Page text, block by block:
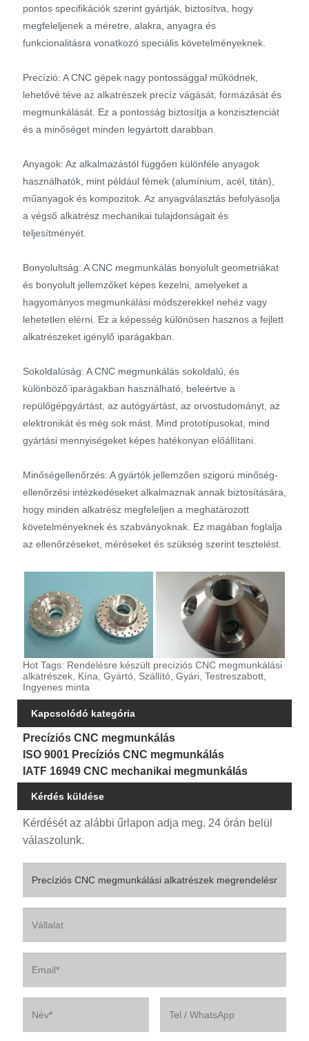
pontos specifikációk szerint gyártják, biztosítva, hogy
megfeleljenek a méretre, alakra, anyagra és
funkcionalitásra vonatkozó speciális követelményeknek.
Precízió: A CNC gépek nagy pontossággal működnek,
lehetővé téve az alkatrészek precíz vágását, formázását és
megmunkálását. Ez a pontosság biztosítja a konzisztenciát
és a minőséget minden legyártott darabban.
Anyagok: Az alkalmazástól függően különféle anyagok
használhatók, mint például fémek (alumínium, acél, titán),
műanyagok és kompozitok. Az anyagválasztás befolyásolja
a végső alkatrész mechanikai tulajdonságait és
teljesítményét.
Bonyolultság: A CNC megmunkálás bonyolult geometriákat
és bonyolult jellemzőket képes kezelni, amelyeket a
hagyományos megmunkálási módszerekkel nehéz vagy
lehetetlen elérni. Ez a képesség különösen hasznos a fejlett
alkatrészeket igénylő iparágakban.
Sokoldalúság: A CNC megmunkálás sokoldalú, és
különböző iparágakban használható, beleértve a
repülőgépgyártást, az autógyártást, az orvostudományt, az
elektronikát és még sok mást. Mind prototípusokat, mind
gyártási mennyiségeket képes hatékonyan előállítani.
Minőségellenőrzés: A gyártók jellemzően szigorú minőség-
ellenőrzési intézkedéseket alkalmaznak annak biztosítására,
hogy minden alkatrész megfeleljen a meghatározott
követelményeknek és szabványoknak. Ez magában foglalja
az ellenőrzéseket, méréseket és szükség szerint tesztelést.
Hot Tags: Rendelésre készült precíziós CNC megmunkálási
alkatrészek, Kína, Gyártó, Szállító, Gyári, Testreszabott,
Ingyenes minta
Kapcsolódó kategória
Precíziós CNC megmunkálás
ISO 9001 Precíziós CNC megmunkálás
IATF 16949 CNC mechanikai megmunkálás
Kérdés küldése
Kérdését az alábbi űrlapon adja meg. 24 órán belül
válaszolunk.